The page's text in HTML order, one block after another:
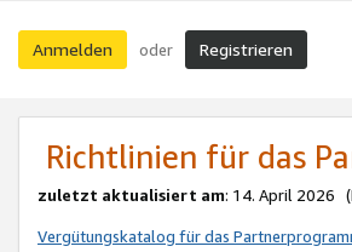
Anmelden oder Registrieren
Richtlinien für das
zuletzt aktualisiert am: 14. April 2026
Vergütungskatalog für das